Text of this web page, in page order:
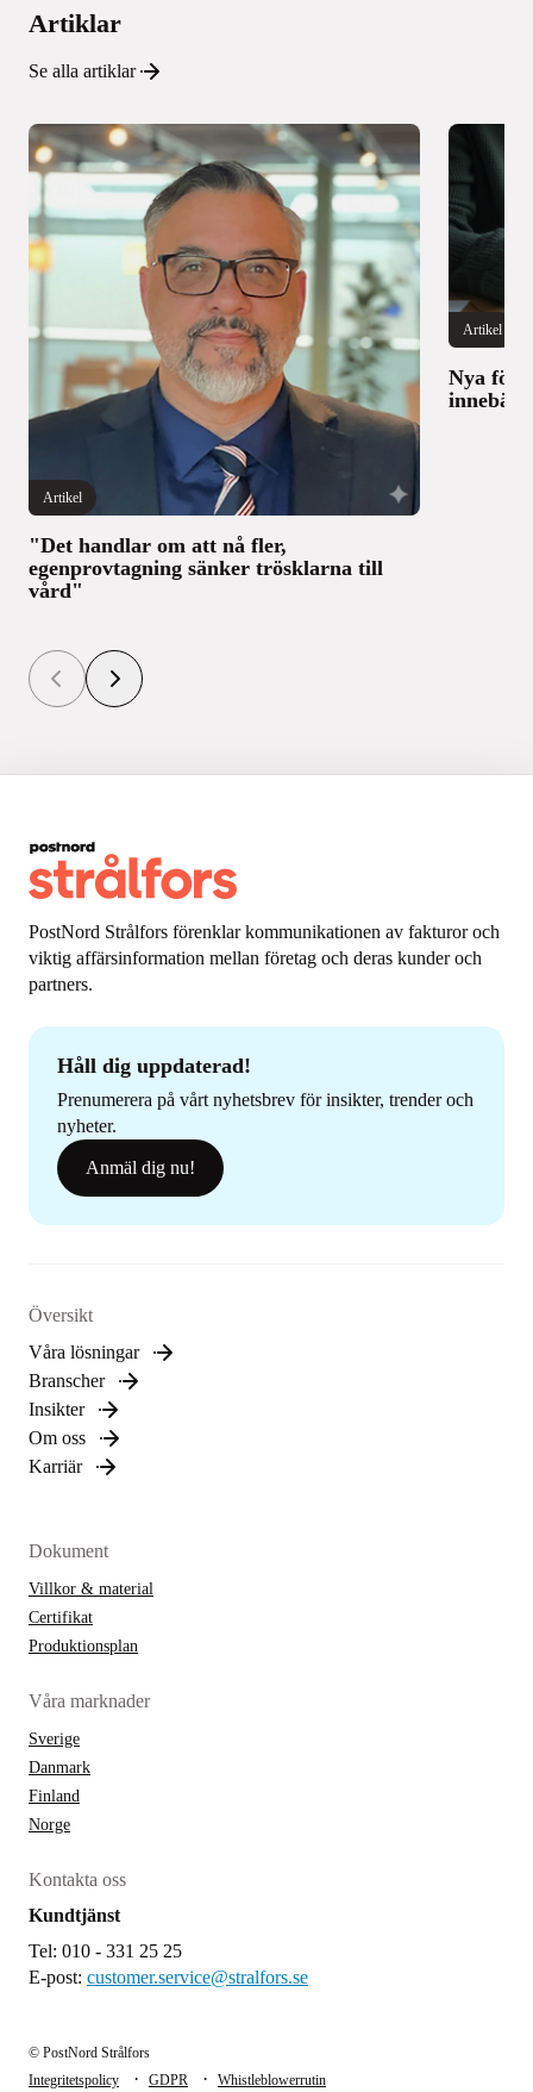
Artiklar
Se alla artiklar
Artikel
"Det handlar om att nå fler,
egenprovtagning sänker trösklarna till
vård"
Artikel
Nya
innebär
PostNord Strålfors förenklar kommunikationen av fakturor och
viktig affärsinformation mellan företag och deras kunder och
partners.
Håll dig uppdaterad!
Prenumerera på vårt nyhetsbrev för insikter, trender och
nyheter.
Anmäl dig nu!
Översikt
Våra lösningar
Branscher
Insikter
Om oss
Karriär
Dokument
Villkor & material
Certifikat
Produktionsplan
Våra marknader
Sverige
Danmark
Finland
Norge
Kontakta oss
Kundtjänst
Tel: 010 - 331 25 25
E-post: customer.service@stralfors.se
© PostNord Strålfors
Integritetspolicy
· GDPR · Whistleblowerrutin